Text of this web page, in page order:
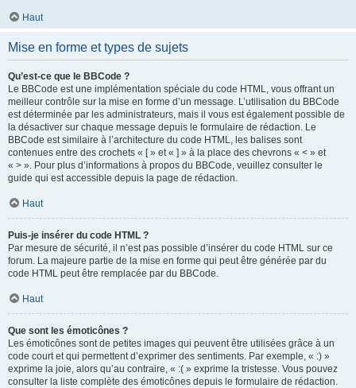
Haut
Mise en forme et types de sujets
Qu’est-ce que le BBCode ?
Le BBCode est une implémentation spéciale du code HTML, vous offrant un
meilleur contrôle sur la mise en forme d’un message. L’utilisation du BBCode
est déterminée par les administrateurs, mais il vous est également possible de
la désactiver sur chaque message depuis le formulaire de rédaction. Le
BBCode est similaire à l’architecture du code HTML, les balises sont
contenues entre des crochets « [ » et « ] » à la place des chevrons « < » et
« > ». Pour plus d’informations à propos du BBCode, veuillez consulter le
guide qui est accessible depuis la page de rédaction.
Haut
Puis-je insérer du code HTML ?
Par mesure de sécurité, il n’est pas possible d’insérer du code HTML sur ce
forum. La majeure partie de la mise en forme qui peut être générée par du
code HTML peut être remplacée par du BBCode.
Haut
Que sont les émoticônes ?
Les émoticônes sont de petites images qui peuvent être utilisées grâce à un
code court et qui permettent d’exprimer des sentiments. Par exemple, « :) »
exprime la joie, alors qu’au contraire, « :( » exprime la tristesse. Vous pouvez
consulter la liste complète des émoticônes depuis le formulaire de rédaction.